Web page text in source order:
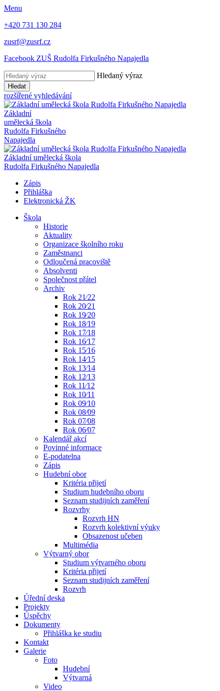
Menu
+420 731 130 284
zusrf@zusrf.cz
Facebook ZUŠ Rudolfa Firkušného Napajedla
Hledaný výraz
Hledat
rozšířené vyhledávání
Základní
umělecká škola
Rudolfa Firkušného
Napajedla
Základní umělecká škola
Rudolfa Firkušného Napajedla
Zápis
Přihláška
Elektronická ŽK
Škola
Historie
Aktuality
Organizace školního roku
Zaměstnanci
Odloučená pracoviště
Absolventi
Společnost přátel
Archiv
Rok 21⁄22
Rok 20⁄21
Rok 19⁄20
Rok 18⁄19
Rok 17⁄18
Rok 16⁄17
Rok 15⁄16
Rok 14⁄15
Rok 13⁄14
Rok 12⁄13
Rok 11⁄12
Rok 10⁄11
Rok 09⁄10
Rok 08⁄09
Rok 07⁄08
Rok 06⁄07
Kalendář akcí
Povinné informace
E-podatelna
Zápis
Hudební obor
Kritéria přijetí
Studium hudebního oboru
Seznam studijních zaměření
Rozvrhy
Rozvrh HN
Rozvrh kolektivní výuky
Obsazenost učeben
Multimédia
Výtvarný obor
Studium výtvarného oboru
Kritéria přijetí
Seznam studijních zaměření
Rozvrh
Úřední deska
Projekty
Úspěchy
Dokumenty
Přihláška ke studiu
Kontakt
Galerie
Foto
Hudební
Výtvarná
Video